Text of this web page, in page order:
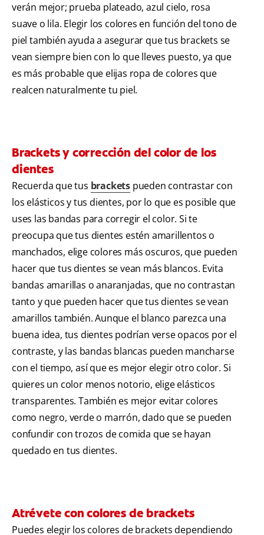
verán mejor; prueba plateado, azul cielo, rosa
suave o lila. Elegir los colores en función del tono de
piel también ayuda a asegurar que tus brackets se
vean siempre bien con lo que lleves puesto, ya que
es más probable que elijas ropa de colores que
realcen naturalmente tu piel.
Brackets y corrección del color de los
dientes
Recuerda que tus brackets pueden contrastar con
los elásticos y tus dientes, por lo que es posible que
uses las bandas para corregir el color. Si te
preocupa que tus dientes estén amarillentos o
manchados, elige colores más oscuros, que pueden
hacer que tus dientes se vean más blancos. Evita
bandas amarillas o anaranjadas, que no contrastan
tanto y que pueden hacer que tus dientes se vean
amarillos también. Aunque el blanco parezca una
buena idea, tus dientes podrían verse opacos por el
contraste, y las bandas blancas pueden mancharse
con el tiempo, así que es mejor elegir otro color. Si
quieres un color menos notorio, elige elásticos
transparentes. También es mejor evitar colores
como negro, verde o marrón, dado que se pueden
confundir con trozos de comida que se hayan
quedado en tus dientes.
Atrévete con colores de brackets
Puedes elegir los colores de brackets dependiendo